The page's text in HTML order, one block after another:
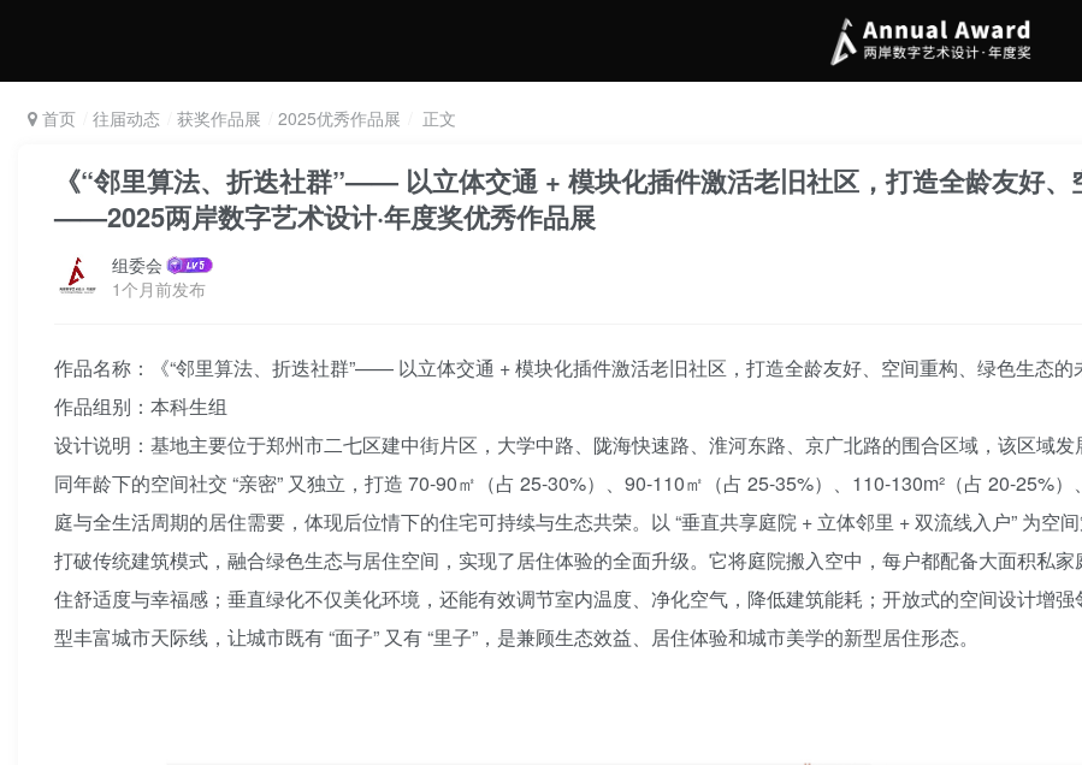
首页 往届动态 获奖作品展 2025优秀作品展 正文
《“邻里算法、折迭社群”—— 以立体交通 + 模块化插件激活老旧社区，打造全龄友好、
——2025两岸数字艺术设计·年度奖优秀作品展
组委会
1个月前发布
作品名称：《“邻里算法、折迭社群”—— 以立体交通 + 模块化插件激活老旧社区，打造全龄友好、空间重构、绿色生态的
作品组别：本科生组
设计说明：基地主要位于郑州市二七区建中街片区，大学中路、陇海快速路、淮河东路、京广北路的围合区域，该区域
同年龄下的空间社交 “亲密” 又独立，打造 70-90㎡（占 25-30%）、90-110㎡（占 25-35%）、110-130m²（占 20-25%
庭与全生活周期的居住需要，体现后位情下的住宅可持续与生态共荣。以 “垂直共享庭院 + 立体邻里 + 双流线入户” 为空
打破传统建筑模式，融合绿色生态与居住空间，实现了居住体验的全面升级。它将庭院搬入空中，每户都配备大面积私
住舒适度与幸福感；垂直绿化不仅美化环境，还能有效调节室内温度、净化空气，降低建筑能耗；开放式的空间设计增
型丰富城市天际线，让城市既有 “面子” 又有 “里子”，是兼顾生态效益、居住体验和城市美学的新型居住形态。